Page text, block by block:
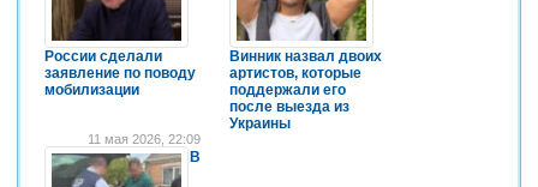
России сделали
заявление по поводу
мобилизации
Винник назвал двоих
артистов, которые
поддержали его
после выезда из
Украины
11 мая 2026, 22:09
В